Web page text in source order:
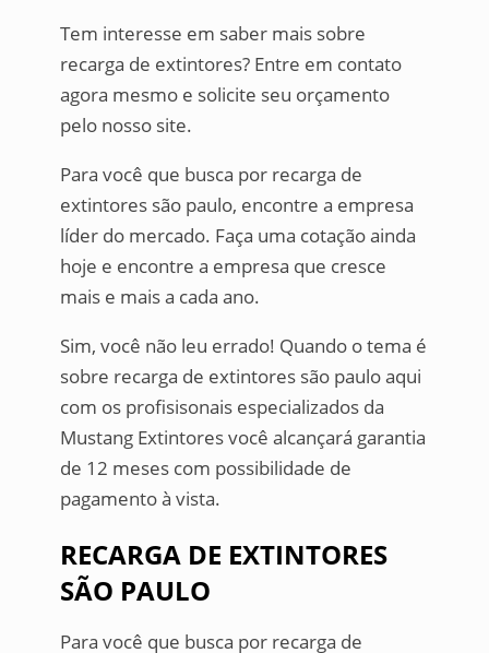
Tem interesse em saber mais sobre
recarga de extintores? Entre em contato
agora mesmo e solicite seu orçamento
pelo nosso site.
Para você que busca por recarga de
extintores são paulo, encontre a empresa
líder do mercado. Faça uma cotação ainda
hoje e encontre a empresa que cresce
mais e mais a cada ano.
Sim, você não leu errado! Quando o tema é
sobre recarga de extintores são paulo aqui
com os profisisonais especializados da
Mustang Extintores você alcançará garantia
de 12 meses com possibilidade de
pagamento à vista.
RECARGA DE EXTINTORES
SÃO PAULO
Para você que busca por recarga de